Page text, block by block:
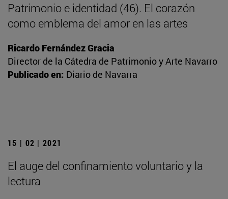
Patrimonio e identidad (46). El corazón
como emblema del amor en las artes
Ricardo Fernández Gracia
Director de la Cátedra de Patrimonio y Arte Navarro
Publicado en: Diario de Navarra
15 | 02 | 2021
El auge del confinamiento voluntario y la
lectura